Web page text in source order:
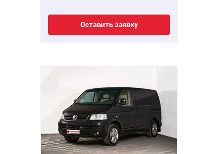
Оставить заявку